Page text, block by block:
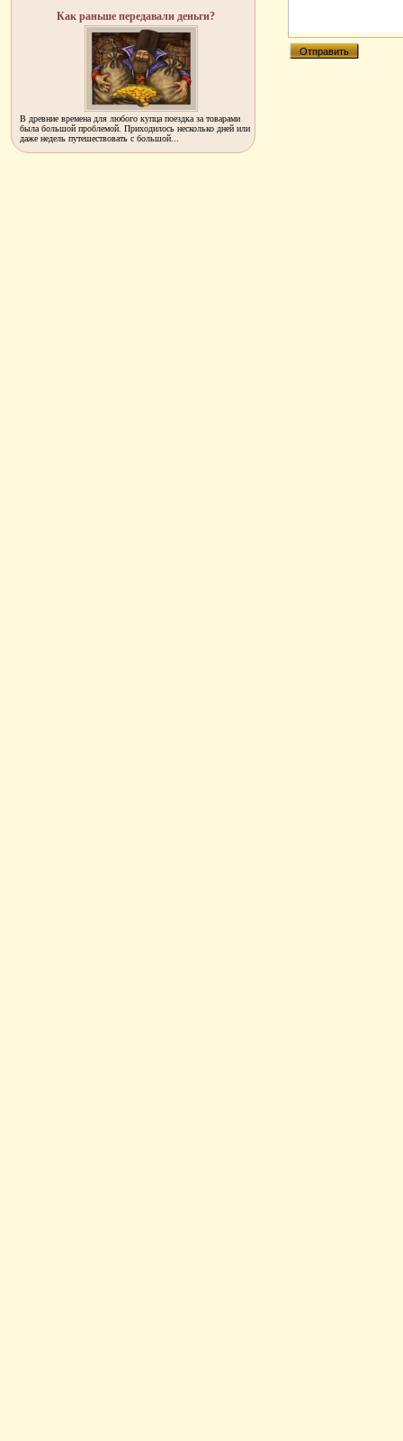
Как раньше передавали деньги?
В древние времена для любого купца поездка за товарами
была большой проблемой. Приходилось несколько дней или
даже недель путешествовать с большой...